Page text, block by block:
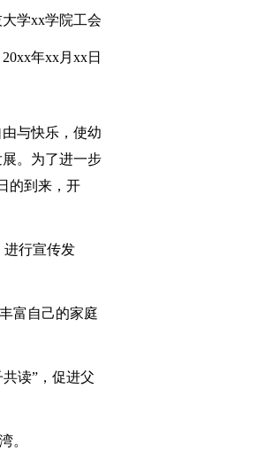
学xx学院工会
年xx月xx日
与快乐，使幼
。为了进一步
的到来，开
进行宣传发
富自己的家庭
读”，促进父
。